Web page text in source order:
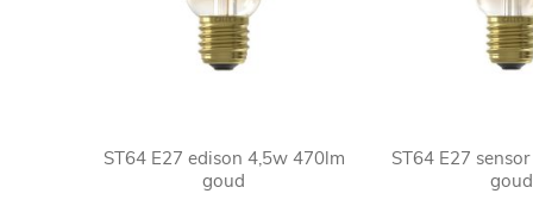
ST64 E27 edison 4,5w 470lm
goud
ST64 E27
goud